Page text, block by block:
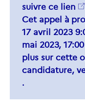
suivre ce lien
Cet appel à
17 avril 2023
mai 2023,
plus sur cette
candidature,
.